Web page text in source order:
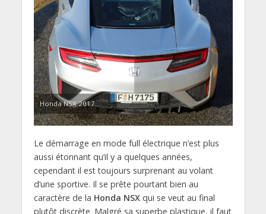
Honda NSX 2017
Le démarrage en mode full électrique n’est plus
aussi étonnant qu’il y a quelques années,
cependant il est toujours surprenant au volant
d’une sportive. Il se prête pourtant bien au
caractère de la Honda NSXqui se veut au final
plutôt discrète. Malgré sa superbe plastique, il faut